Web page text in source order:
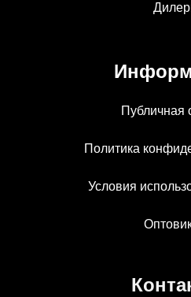
Публичная
Политика
Условия